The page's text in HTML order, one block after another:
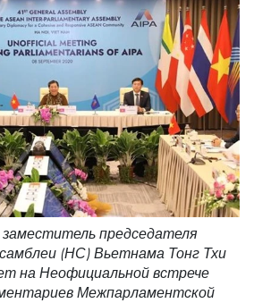
председателя
(НС) Вьетнама Тонг Тхи
на Неофициальной встрече
Межпарламентской